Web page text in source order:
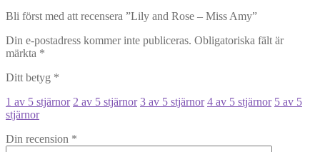
Bli först med att recensera ”Lily and Rose – Miss Amy”
Din e-postadress kommer inte publiceras. Obligatoriska fält är
märkta *
Ditt betyg *
1 av 5 stjärnor 2 av 5 stjärnor 3 av 5 stjärnor 4 av 5 stjärnor 5 av 5
stjärnor
Din recension *